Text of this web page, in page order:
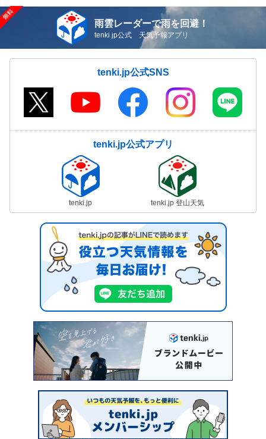
雨雲レーダーで雨を回避！
tenki.jp公式 天気予報アプリ
tenki.jp公式SNS
tenki.jp公式アプリ
tenki.jp tenki.jp 登山天気